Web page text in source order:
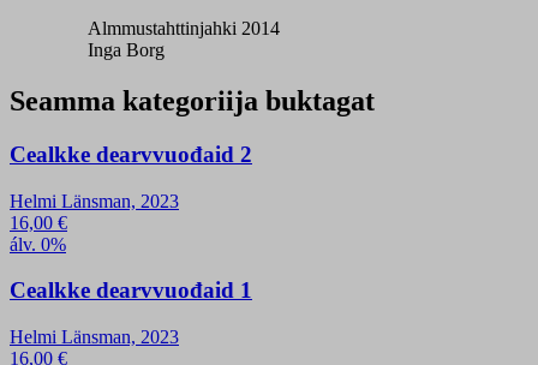
Almmustahttinjahki 2014
Inga Borg
Seamma kategoriija buktagat
Cealkke dearvvuođaid 2
Helmi Länsman, 2023
16,00 €
álv. 0%
Cealkke dearvvuođaid 1
Helmi Länsman, 2023
16,00 €